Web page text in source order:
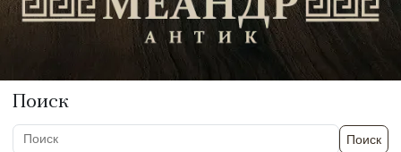
Поиск
Поиск